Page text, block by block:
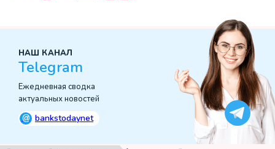
НАШ КАНАЛ
Telegram
Ежедневная сводка
актуальных новостей
@ bankstodaynet